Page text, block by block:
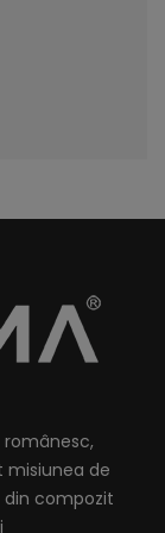
românesc,
misiunea de
din compozit